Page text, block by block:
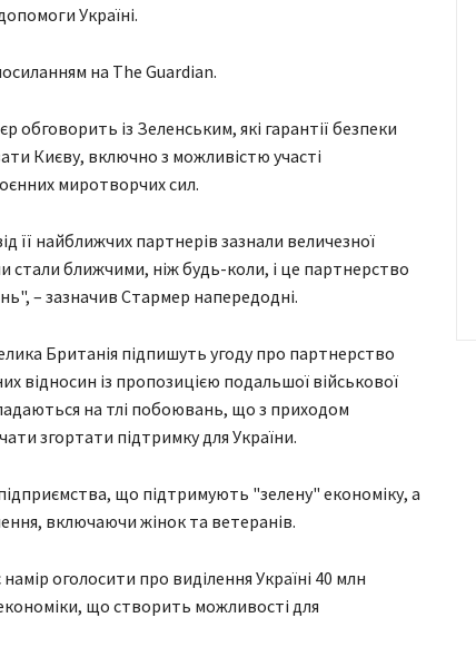
Україні.
на The Guardian.
обговорить із Зеленським, які гарантії безпеки
Києву, включно з можливістю участі
миротворчих сил.
її найближчих партнерів зазнали величезної
стали ближчими, ніж будь-коли, і це партнерство
– зазначив Стармер напередодні.
Британія підпишуть угоду про партнерство
відносин із пропозицією подальшої військової
на тлі побоювань, що з приходом
згортати підтримку для України.
що підтримують "зелену" економіку, а
включаючи жінок та ветеранів.
оголосити про виділення Україні 40 млн
що створить можливості для